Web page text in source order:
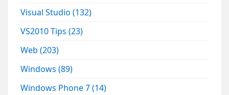
Visual Studio(132)
VS2010 Tips(23)
Web(203)
Windows(89)
Windows Phone 7(14)